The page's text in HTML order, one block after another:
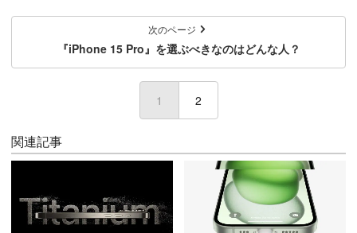
次のページ
『iPhone 15 Pro』を選ぶべきなのはどんな人？
1 (current)
2
関連記事